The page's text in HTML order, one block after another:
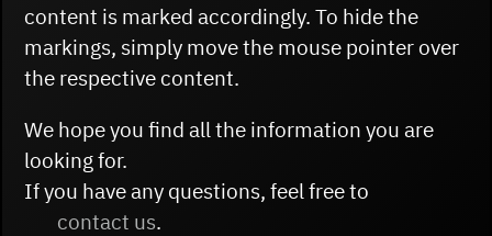
Zwangsarbeiter
Iwan Kowal aus der Ukraine und Stanislaw
ermordet. In Erinnerung an die Opfer und die
content is marked accordingly. To hide the
markings, simply move the mouse pointer over
the respective content.
We hope you find all the information you are
looking for.
If you have any questions, feel free to
contact us.